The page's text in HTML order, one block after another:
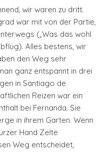
wir waren zu dritt.
war mit von der Partie,
(„Was das wohl
Alles bestens, wir
den Weg sehr
ganz entspannt in drei
in Santiago de
Reizen war ein
bei Fernanda. Sie
in ihrem Garten. Wenn
Hand Zelte
Weg entscheidet,